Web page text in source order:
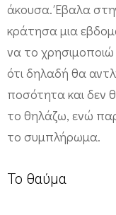
άκουσα. Έβαλα
κράτησα μια
να το
ότι δηλαδή θα
ποσότητα και δεν
το θηλάζω, ενώ
το συμπλήρωμα.
Το θαύμα